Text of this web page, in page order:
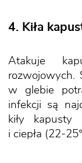
4. Kiła
Atakuje
rozwojowych.
w glebie
infekcji są
kiły kapusty
i ciepła (22-